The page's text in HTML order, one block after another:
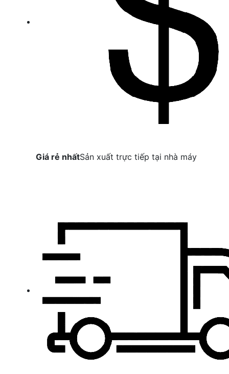
Giá rẻ nhấtSản xuất trực tiếp tại nhà máy